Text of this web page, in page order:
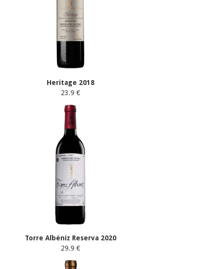
Heritage 2018
23.9 €
Torre Albéniz Reserva 2020
29.9 €